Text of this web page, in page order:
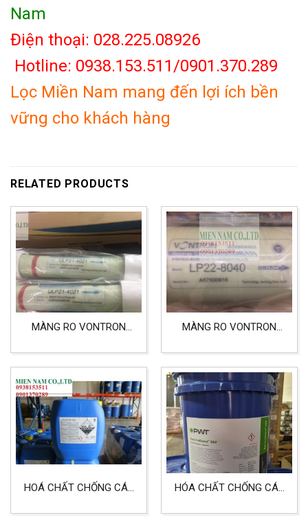
Nam
Điện thoại: 028.225.08926
Hotline: 0938.153.511/0901.370.289
Lọc Miền Nam mang đến lợi ích bền
vững cho khách hàng
RELATED PRODUCTS
MÀNG RO VONTRON
ÁP THẤP LỌC NƯỚC
TINH KHIẾT
MÀNG RO VONTRON
HOÁ CHẤT CHỐNG CÁU
260
HÓA CHẤT CHỐNG CÁU
SPECTRAGUARD 360